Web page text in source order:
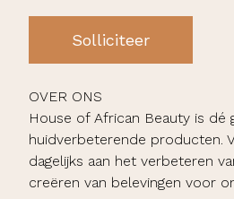
Solliciteer
OVER ONS
House of African Beauty is
huidverbeterende producten.
dagelijks aan het verbeteren
creëren van belevingen voor